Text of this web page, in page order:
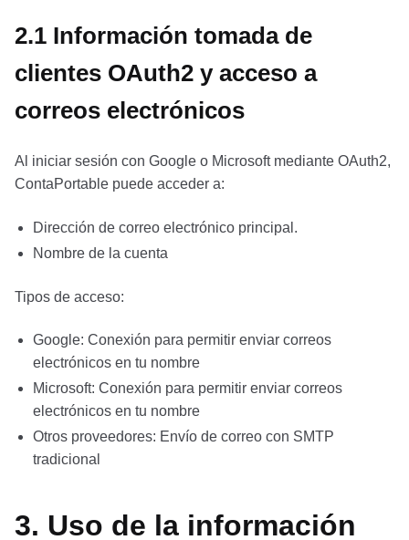
2.1 Información tomada de
clientes OAuth2 y acceso a
correos electrónicos
Al iniciar sesión con Google o Microsoft mediante OAuth2,
ContaPortable puede acceder a:
Dirección de correo electrónico principal.
Nombre de la cuenta
Tipos de acceso:
Google: Conexión para permitir enviar correos
electrónicos en tu nombre
Microsoft: Conexión para permitir enviar correos
electrónicos en tu nombre
Otros proveedores: Envío de correo con SMTP
tradicional
3. Uso de la información